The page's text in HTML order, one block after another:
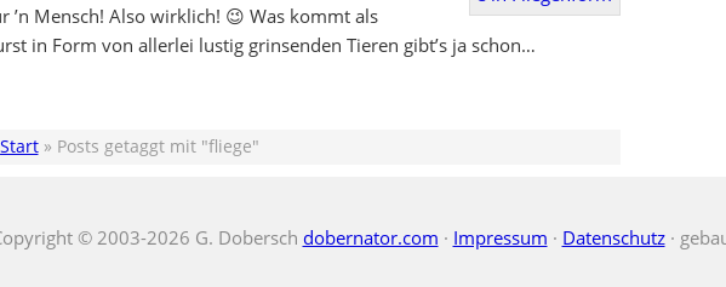
’n Mensch! Also wirklich! 😉 Was kommt als
in Form von allerlei lustig grinsenden Tieren gibt’s ja schon…
Start» Posts getaggt mit "fliege"
© 2003-2026 G. Dobersch dobernator.com · Impressum · Datenschutz·